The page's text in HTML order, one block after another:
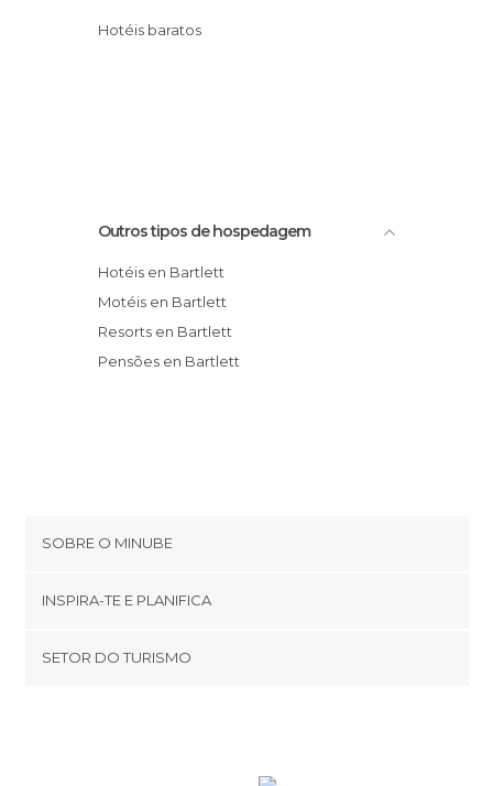
Hotéis baratos
Outros tipos de hospedagem
Hotéis en Bartlett
Motéis en Bartlett
Resorts en Bartlett
Pensões en Bartlett
SOBRE O MINUBE
Términos e Condições
INSPIRA-TE E PLANIFICA
SETOR DO TURISMO